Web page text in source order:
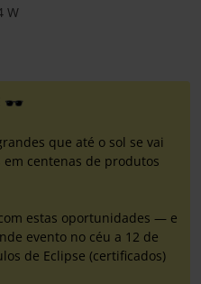
W
que até o sol se vai
em centenas de produtos
estas oportunidades — e
evento no céu a 12 de
de Eclipse (certificados)